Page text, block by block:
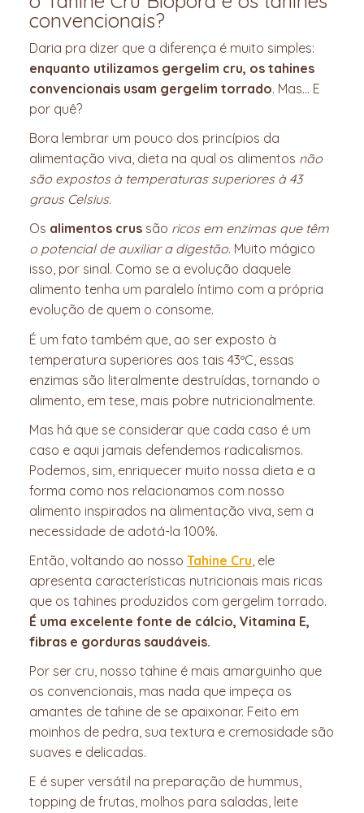
convencionais?
Daria pra dizer que a diferença é muito simples:
enquanto utilizamos gergelim cru, os tahines
convencionais usam gergelim torrado. Mas… E
por quê?
Bora lembrar um pouco dos princípios da
alimentação viva, dieta na qual os alimentos não
são expostos à temperaturas superiores à 43
graus Celsius.
Os alimentos crussão ricos em enzimas que têm
o potencial de auxiliar a digestão. Muito mágico
isso, por sinal. Como se a evolução daquele
alimento tenha um paralelo íntimo com a própria
evolução de quem o consome.
É um fato também que, ao ser exposto à
temperatura superiores aos tais 43ºC, essas
enzimas são literalmente destruídas, tornando o
alimento, em tese, mais pobre nutricionalmente.
Mas há que se considerar que cada caso é um
caso e aqui jamais defendemos radicalismos.
Podemos, sim, enriquecer muito nossa dieta e a
forma como nos relacionamos com nosso
alimento inspirados na alimentação viva, sem a
necessidade de adotá-la 100%.
Então, voltando ao nosso Tahine Cru , ele
apresenta características nutricionais mais ricas
que os tahines produzidos com gergelim torrado.
É uma excelente fonte de cálcio, Vitamina E,
fibras e gorduras saudáveis.
Por ser cru, nosso tahine é mais amarguinho que
os convencionais, mas nada que impeça os
amantes de tahine de se apaixonar. Feito em
moinhos de pedra, sua textura e cremosidade são
suaves e delicadas.
E é super versátil na preparação de hummus,
topping de frutas, molhos para saladas, leite